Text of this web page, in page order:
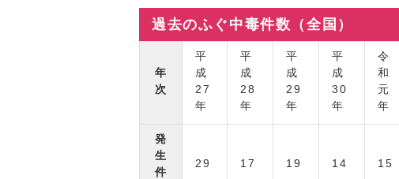
過去のふぐ中毒件数（全国）
年
次
平
成
27
年
平
成
28
年
平
成
29
年
平
成
30
年
令
和
元
年
発
生
件
29 17 19 14 15